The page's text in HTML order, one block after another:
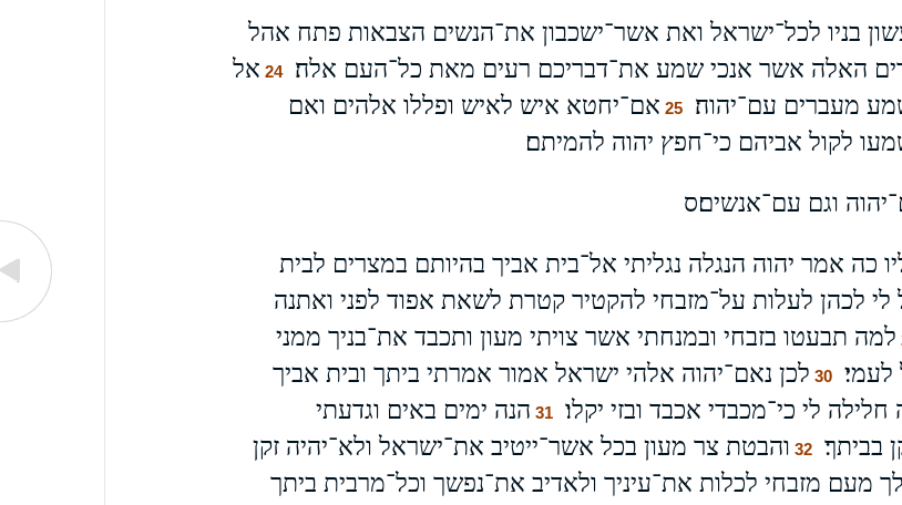
בניו לכל־ישראל ואת אשר־ישכבון את־הנשים הצבאות פתח אהל
האלה אשר אנכי שמע את־דבריכם רעים מאת כל־העם אלה׃ 24 אל
מעברים עם־יהוה׃
25 אם־יחטא איש לאיש ופללו אלהים ואם
לקול אביהם כי־חפץ יהוה להמיתם׃
וגם עם־אנשים׃ס
כה אמר יהוה הנגלה נגליתי אל־בית אביך בהיותם במצרים לבית
לכהן לעלות על־מזבחי להקטיר קטרת לשאת אפוד לפני ואתנה
למה תבעטו בזבחי ובמנחתי אשר צויתי מעון ותכבד את־בניך ממני
30 לכן נאם־יהוה אלהי ישראל אמור אמרתי ביתך ובית אביך
לי כי־מכבדי אכבד ובזי יקלו׃
31 הנה ימים באים וגדעתי
בביתך׃
32 והבטת צר מעון בכל אשר־ייטיב את־ישראל ולא־יהיה זקן
מעם מזבחי לכלות את־עיניך ולאדיב את־נפשך וכל־מרבית ביתך